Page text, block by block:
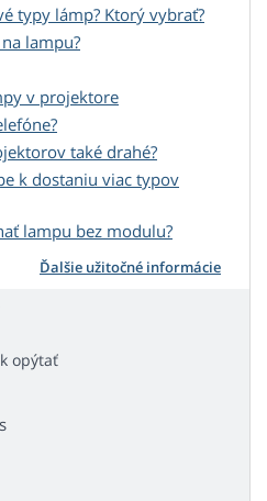
typy lámp? Ktorý vybrať?
lampu?
v projektore
také drahé?
k dostaniu viac typov
lampu bez modulu?
Ďalšie užitočné informácie
opýtať